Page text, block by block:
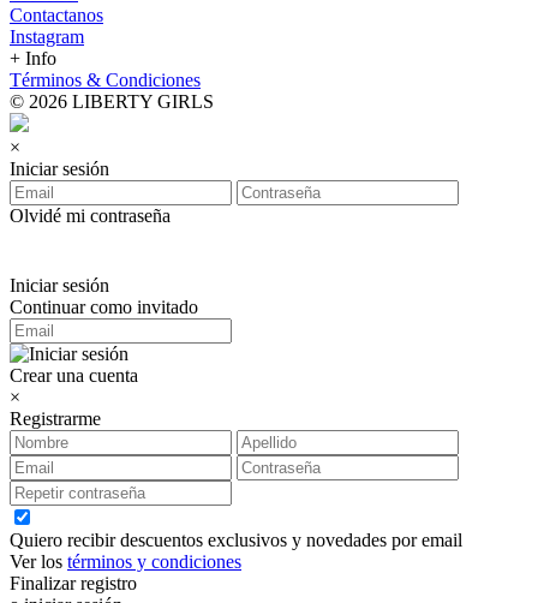
Contactanos
Instagram
+ Info
Términos & Condiciones
© 2026 LIBERTY GIRLS
×
Iniciar sesión
Olvidé mi contraseña
Iniciar sesión
Continuar como invitado
Crear una cuenta
×
Registrarme
Quiero recibir descuentos exclusivos y novedades por email
Ver los términos y condiciones
Finalizar registro